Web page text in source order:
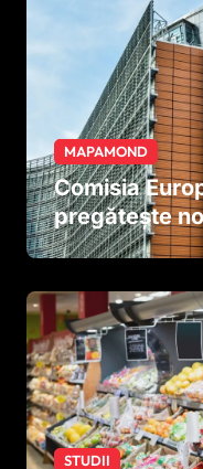
MAPAMOND
Comisia
pregătește
tutun și
STUDII